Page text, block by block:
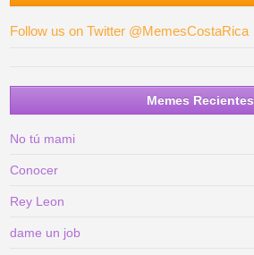
Follow us on Twitter @MemesCostaRica
Memes Recientes
No tú mami
Conocer
Rey Leon
dame un job